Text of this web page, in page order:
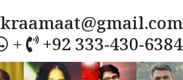
kraamaat@gmail.com
+ +92 333-430-6384